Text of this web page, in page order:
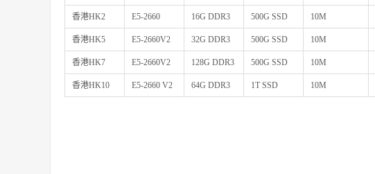
香港HK2 E5-2660 16G DDR3 500G SSD 10M
香港HK5 E5-2660V2 32G DDR3 500G SSD 10M
香港HK7 E5-2660V2 128G DDR3 500G SSD 10M
香港HK10 E5-2660 V2 64G DDR3 1T SSD 10M